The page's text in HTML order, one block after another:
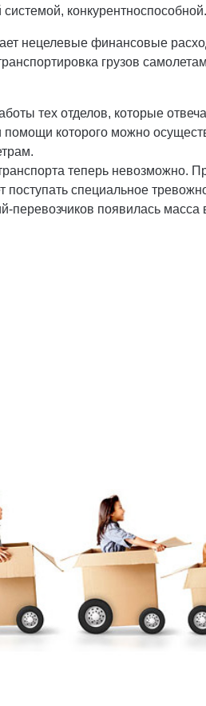
нецелевые финансовые
грузов
тех отделов, которые
которого можно
теперь невозможно.
поступать специальное
появилась масса